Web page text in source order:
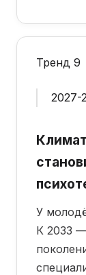
Тренд 9
2027-
У
К 2033